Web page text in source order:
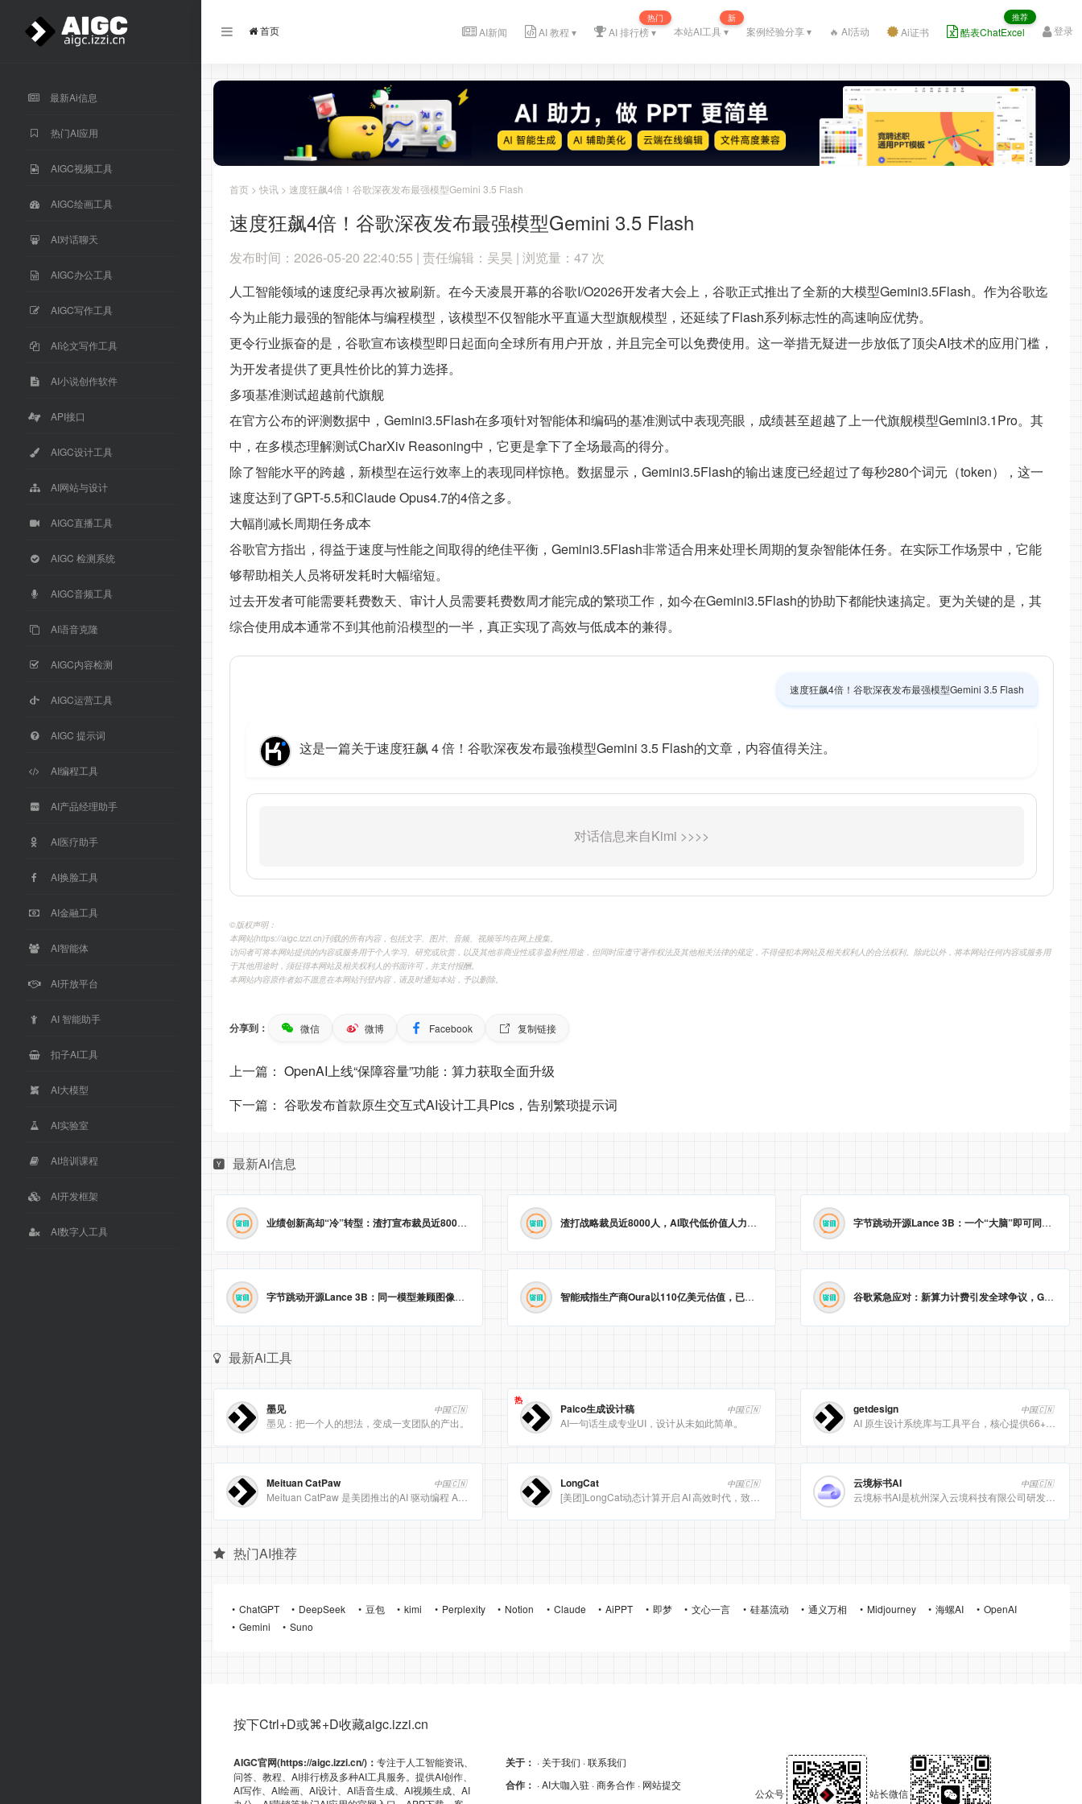
最新Ai信息
热门AI应用
AIGC视频工具
AIGC绘画工具
AI对话聊天
AIGC办公工具
AIGC写作工具
AI论文写作工具
AI小说创作软件
API接口
AIGC设计工具
AI网站与设计
AIGC直播工具
AIGC 检测系统
AIGC音频工具
AI语音克隆
AIGC内容检测
AIGC运营工具
AIGC 提示词
AI编程工具
AI产品经理助手
AI医疗助手
AI换脸工具
AI金融工具
AI智能体
AI开放平台
AI 智能助手
扣子AI工具
AI大模型
AI实验室
AI培训课程
AI开发框架
AI数字人工具
首页 AI新闻 AI 教程 ▾ AI 排行榜 ▾
热门
本站AI工具 ▾
新
案例经验分享 ▾ 🔥 AI活动 Ai证书 酷表ChatExcel
推荐
登录
首页 > 快讯 > 速度狂飙4倍！谷歌深夜发布最强模型Gemini 3.5 Flash
速度狂飙4倍！谷歌深夜发布最强模型Gemini 3.5 Flash
发布时间：2026-05-20 22:40:55 | 责任编辑：吴昊 | 浏览量：47 次
人工智能领域的速度纪录再次被刷新。在今天凌晨开幕的谷歌I/O2026开发者大会上，谷歌正式推出了全新的大模型Gemini3.5Flash。作为谷歌迄
今为止能力最强的智能体与编程模型，该模型不仅智能水平直逼大型旗舰模型，还延续了Flash系列标志性的高速响应优势。
更令行业振奋的是，谷歌宣布该模型即日起面向全球所有用户开放，并且完全可以免费使用。这一举措无疑进一步放低了顶尖AI技术的应用门槛，
为开发者提供了更具性价比的算力选择。
多项基准测试超越前代旗舰
在官方公布的评测数据中，Gemini3.5Flash在多项针对智能体和编码的基准测试中表现亮眼，成绩甚至超越了上一代旗舰模型Gemini3.1Pro。其
中，在多模态理解测试CharXiv Reasoning中，它更是拿下了全场最高的得分。
除了智能水平的跨越，新模型在运行效率上的表现同样惊艳。数据显示，Gemini3.5Flash的输出速度已经超过了每秒280个词元（token），这一
速度达到了GPT-5.5和Claude Opus4.7的4倍之多。
大幅削减长周期任务成本
谷歌官方指出，得益于速度与性能之间取得的绝佳平衡，Gemini3.5Flash非常适合用来处理长周期的复杂智能体任务。在实际工作场景中，它能
够帮助相关人员将研发耗时大幅缩短。
过去开发者可能需要耗费数天、审计人员需要耗费数周才能完成的繁琐工作，如今在Gemini3.5Flash的协助下都能快速搞定。更为关键的是，其
综合使用成本通常不到其他前沿模型的一半，真正实现了高效与低成本的兼得。
速度狂飙4倍！谷歌深夜发布最强模型Gemini 3.5 Flash
这是一篇关于速度狂飙 4 倍！谷歌深夜发布最強模型Gemini 3.5 Flash的文章，内容值得关注。
©️版权声明：
本网站(https://aigc.izzi.cn)刊载的所有内容，包括文字、图片、音频、视频等均在网上搜集。
访问者可将本网站提供的内容或服务用于个人学习、研究或欣赏，以及其他非商业性或非盈利性用途，但同时应遵守著作权法及其他相关法律的规定，不得侵犯本网站及相关权利人的合法权利。除此以外，将本网站任何内容或服务用
于其他用途时，须征得本网站及相关权利人的书面许可，并支付报酬。
本网站内容原作者如不愿意在本网站刊登内容，请及时通知本站，予以删除。
分享到： 微信 微博 Facebook 复制链接
上一篇： OpenAI上线“保障容量”功能：算力获取全面升级
下一篇： 谷歌发布首款原生交互式AI设计工具Pics，告别繁琐提示词
最新Ai信息
业绩创新高却“冷”转型：渣打宣布裁员近8000人，以AI取代低价值岗位 2026-05-23 09:29:25 渣打战略裁员近8000人，AI取代低价值人力，业绩新高难掩“冰冷”转型。 2026-05-23 09:22:14 字节跳动开源Lance 3B：一个“大脑”即可同时处理图像理解与生成
字节跳动开源Lance 3B：同一模型兼顾图像视频理解与生成 2026-05-23 09:09:20 智能戒指生产商Oura以110亿美元估值，已秘密递交美国IPO申请。 2026-05-23 09:04:59 谷歌紧急应对：新算力计费引发全球争议，Gemini Pro/Ultra 额度永久提升至3倍！
最新Ai工具
墨见 中国🇨🇳
墨见：把一个人的想法，变成一支团队的产出。
热
Paico生成设计稿 中国🇨🇳
AI一句话生成专业UI，设计从未如此简单。
getdesign 中国🇨🇳
Meituan CatPaw 中国🇨🇳 LongCat 中国🇨🇳
[美团]LongCat动态计算开启 AI 高效时代，致力于为用户提供高效、精准、多模态的人工智能服务。
云境标书AI 中国🇨🇳
热门AI推荐
ChatGPT DeepSeek 豆包 kimi Perplexity Notion Claude AiPPT 即梦 文心一言 硅基流动 通义万相 Midjourney 海螺AI
OpenAI
Gemini
Suno
按下Ctrl+D或⌘+D收藏aigc.izzi.cn
AIGC官网(https://aigc.izzi.cn/)： 专注于人工智能资讯、
问答、教程、AI排行榜及多种AI工具服务。提供AI创作、
AI写作、AI绘画、AI设计、AI语音生成、AI视频生成、AI
关于： · 关于我们 · 联系我们
合作： · AI大咖入驻 · 商务合作 · 网站提交
公众号 站长微信